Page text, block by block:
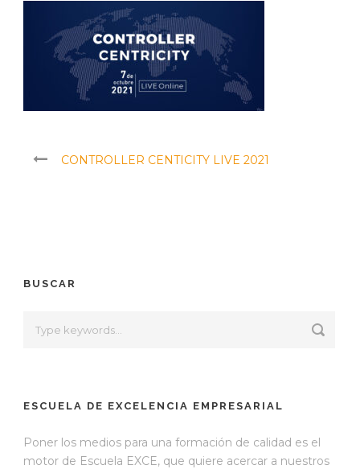
CONTROLLER CENTICITY LIVE 2021
BUSCAR
ESCUELA DE EXCELENCIA EMPRESARIAL
Poner los medios para una formación de calidad es el
motor de Escuela EXCE, que quiere acercar a nuestros